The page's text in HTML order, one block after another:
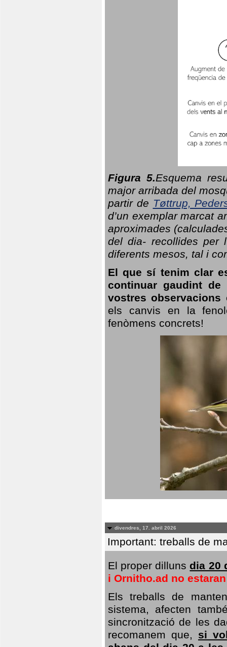
Figura 5.Esquema
major arribada del
partir de Tøttrup,
d’un exemplar marcat
aproximades
del dia- recollides per
diferents mesos, tal i
El que sí tenim clar
continuar gaudint
vostres
els canvis en la
fenòmens concrets!
divendres, 17. abril 2026
Important: treballs de
El proper dilluns dia 20
i Ornitho.ad no
Els treballs de
sistema, afecten
sincronització de les
recomanem que, si